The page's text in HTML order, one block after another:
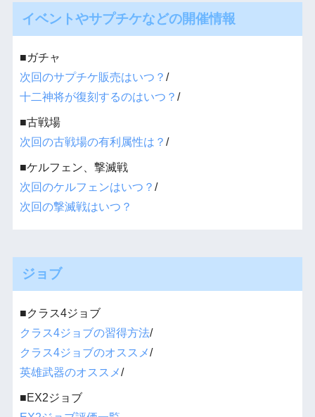
イベントやサプチケなどの開催情報
■ガチャ
次回のサプチケ販売はいつ？ /
十二神将が復刻するのはいつ？ /
■古戦場
次回の古戦場の有利属性は？ /
■ケルフェン、撃滅戦
次回のケルフェンはいつ？ /
次回の撃滅戦はいつ？
ジョブ
■クラス4ジョブ
クラス4ジョブの習得方法/
クラス4ジョブのオススメ/
英雄武器のオススメ/
■EX2ジョブ